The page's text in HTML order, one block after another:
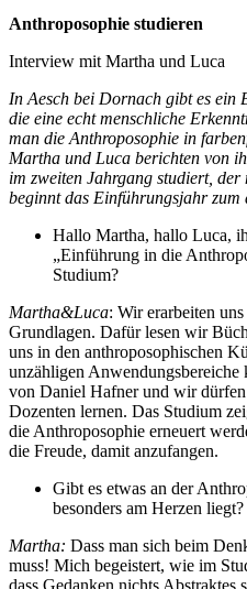
Anthroposophie studieren
Interview mit Martha und Luca
In Aesch bei Dornach gibt es ein
die eine echt menschliche
man die Anthroposophie in
Martha und Luca berichten von
im zweiten Jahrgang studiert,
beginnt das Einführungsjahr zum
Hallo Martha, hallo Luca,
„Einführung in die
Studium?
Martha&Luca: Wir erarbeiten
Grundlagen. Dafür lesen wir
uns in den anthroposophischen
unzähligen Anwendungsbereiche
von Daniel Hafner und wir
Dozenten lernen. Das Studium
die Anthroposophie erneuert
die Freude, damit anzufangen.
Gibt es etwas an der
besonders am Herzen liegt?
Martha: Dass man sich beim
muss! Mich begeistert, wie im
dass Gedanken nichts Abstraktes